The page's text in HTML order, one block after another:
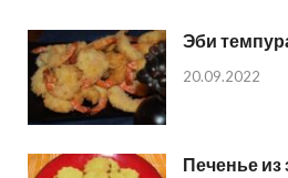
Эби
20.09.2022
Печенье из